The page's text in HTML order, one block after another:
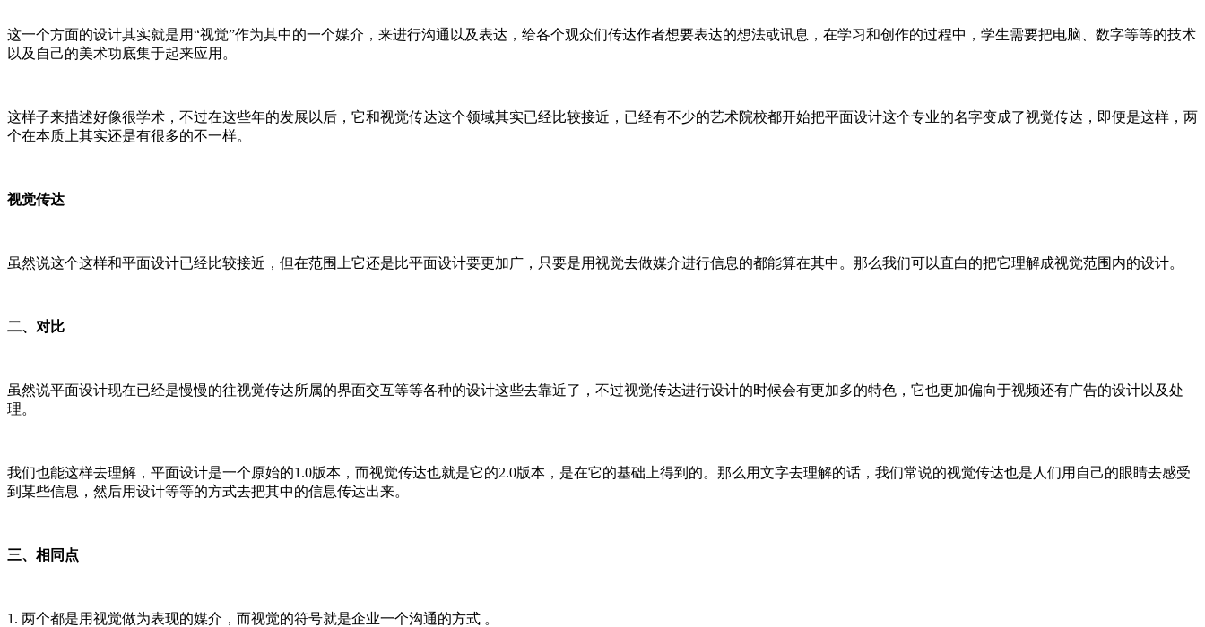
这一个方面的设计其实就是用“视觉”作为其中的一个媒介，来进行沟通以及表达，给各个观众们传达作者想要表达的想法或讯息，在学习和创作的过程中，学生需要把电脑、数字等等的技术
以及自己的美术功底集于起来应用。
这样子来描述好像很学术，不过在这些年的发展以后，它和视觉传达这个领域其实已经比较接近，已经有不少的艺术院校都开始把平面设计这个专业的名字变成了视觉传达，即便是这样，两
个在本质上其实还是有很多的不一样。
视觉传达
虽然说这个这样和平面设计已经比较接近，但在范围上它还是比平面设计要更加广，只要是用视觉去做媒介进行信息的都能算在其中。那么我们可以直白的把它理解成视觉范围内的设计。
二、对比
虽然说平面设计现在已经是慢慢的往视觉传达所属的界面交互等等各种的设计这些去靠近了，不过视觉传达进行设计的时候会有更加多的特色，它也更加偏向于视频还有广告的设计以及处
理。
我们也能这样去理解，平面设计是一个原始的1.0版本，而视觉传达也就是它的2.0版本，是在它的基础上得到的。那么用文字去理解的话，我们常说的视觉传达也是人们用自己的眼睛去感受
到某些信息，然后用设计等等的方式去把其中的信息传达出来。
三、相同点
1. 两个都是用视觉做为表现的媒介，而视觉的符号就是企业一个沟通的方式 。